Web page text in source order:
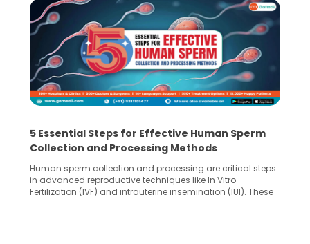
5 Essential Steps for Effective Human Sperm
Collection and Processing Methods
Human sperm collection and processing are critical steps
in advanced reproductive techniques like In Vitro
Fertilization (IVF) and intrauterine insemination (IUI). These